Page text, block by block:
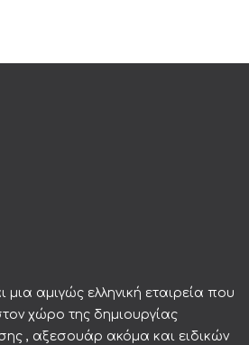
μια αμιγώς ελληνική εταιρεία που
χώρο της δημιουργίας
, αξεσουάρ ακόμα και ειδικών